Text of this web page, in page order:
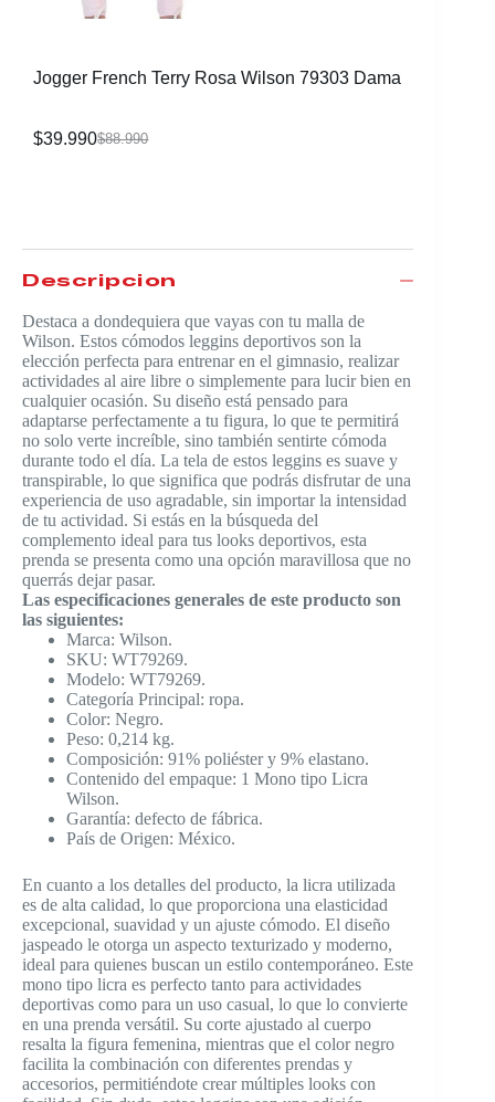
Jogger French Terry Rosa Wilson 79303 Dama
$88.990
$39.990
Descripción
Destaca a dondequiera que vayas con tu malla de
Wilson. Estos cómodos leggins deportivos son la
elección perfecta para entrenar en el gimnasio, realizar
actividades al aire libre o simplemente para lucir bien en
cualquier ocasión. Su diseño está pensado para
adaptarse perfectamente a tu figura, lo que te permitirá
no solo verte increíble, sino también sentirte cómoda
durante todo el día. La tela de estos leggins es suave y
transpirable, lo que significa que podrás disfrutar de una
experiencia de uso agradable, sin importar la intensidad
de tu actividad. Si estás en la búsqueda del
complemento ideal para tus looks deportivos, esta
prenda se presenta como una opción maravillosa que no
querrás dejar pasar.
Las especificaciones generales de este producto son
las siguientes:
Marca: Wilson.
SKU: WT79269.
Modelo: WT79269.
Categoría Principal: ropa.
Color: Negro.
Peso: 0,214 kg.
Composición: 91% poliéster y 9% elastano.
Contenido del empaque: 1 Mono tipo Licra
Wilson.
Garantía: defecto de fábrica.
País de Origen: México.
En cuanto a los detalles del producto, la licra utilizada
es de alta calidad, lo que proporciona una elasticidad
excepcional, suavidad y un ajuste cómodo. El diseño
jaspeado le otorga un aspecto texturizado y moderno,
ideal para quienes buscan un estilo contemporáneo. Este
mono tipo licra es perfecto tanto para actividades
deportivas como para un uso casual, lo que lo convierte
en una prenda versátil. Su corte ajustado al cuerpo
resalta la figura femenina, mientras que el color negro
facilita la combinación con diferentes prendas y
accesorios, permitiéndote crear múltiples looks con